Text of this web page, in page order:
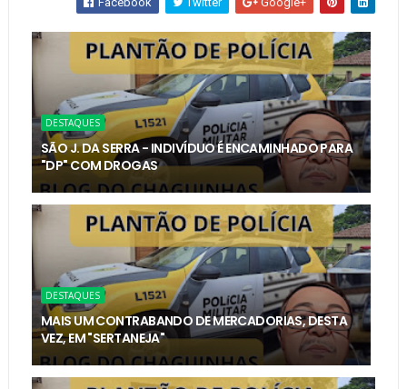
DESTAQUES
SÃO J. DA SERRA - INDIVÍDUO É ENCAMINHADO PARA
"DP" COM DROGAS
DESTAQUES
MAIS UM CONTRABANDO DE MERCADORIAS, DESTA
VEZ, EM "SERTANEJA"